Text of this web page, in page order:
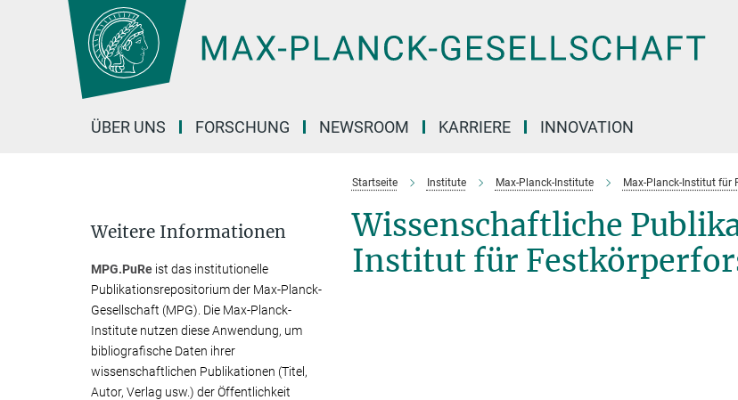
Hauptinhalt
ÜBER UNS FORSCHUNG NEWSROOM KARRIERE INNOVATION
Startseite Institute Max-Planck-Institute Max-Planck-Institut für
Wissenschaftliche
Institut für
Weitere Informationen
MPG.PuRe ist das institutionelle
Publikationsrepositorium der Max-Planck-
Gesellschaft (MPG). Die Max-Planck-
Institute nutzen diese Anwendung, um
bibliografische Daten ihrer
wissenschaftlichen Publikationen (Titel,
Autor, Verlag usw.) der Öffentlichkeit